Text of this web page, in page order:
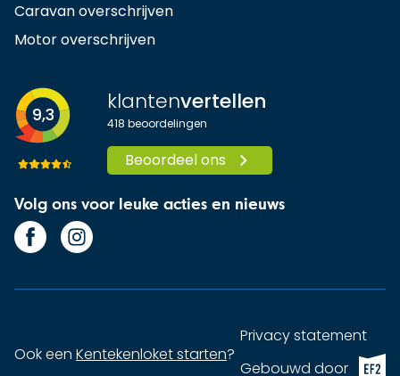
Caravan overschrijven
Motor overschrijven
9,3 klantenvertellen
418 beoordelingen
Beoordeel ons
Volg ons voor leuke acties en nieuws
Ook een Kentekenloket starten?
Privacy statement
Gebouwd doorEF2